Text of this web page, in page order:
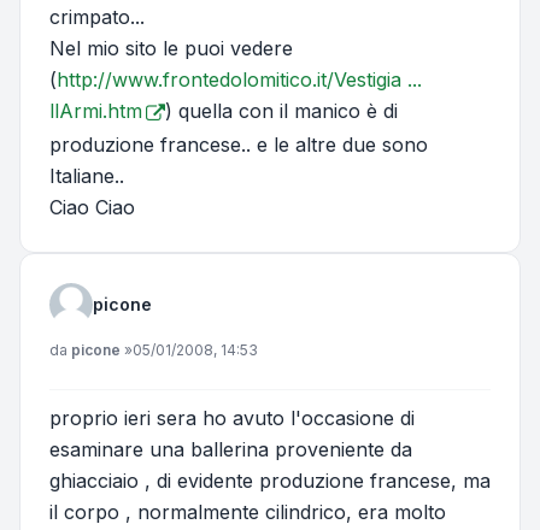
crimpato...
Nel mio sito le puoi vedere
(http://www.frontedolomitico.it/Vestigia ...
llArmi.htm
) quella con il manico è di
produzione francese.. e le altre due sono
Italiane..
Ciao Ciao
picone
Messaggio
da picone »05/01/2008, 14:53
proprio ieri sera ho avuto l'occasione di
esaminare una ballerina proveniente da
ghiacciaio , di evidente produzione francese, ma
il corpo , normalmente cilindrico, era molto